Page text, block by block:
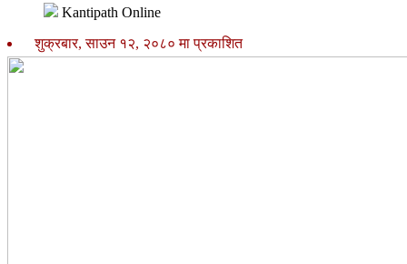
Kantipath Online
शुक्रबार, साउन १२, २०८० मा प्रकाशित